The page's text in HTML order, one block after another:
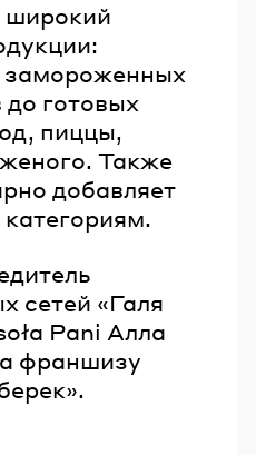
широкий
замороженных
готовых
пиццы,
Также
добавляет
сетей «Галя
Pani Алла
франшизу